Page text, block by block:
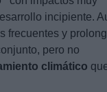
incipiente.
frecuentes y
pero no
climático